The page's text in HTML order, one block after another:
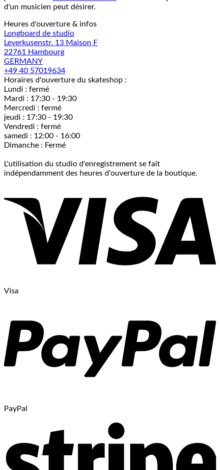
d'un musicien peut désirer.
Heures d'ouverture & infos
Longboard de studio
Leverkusenstr. 13 Maison F
22761 Hambourg
GERMANY
+49 40 57019634
Horaires d'ouverture du skateshop :
Lundi : fermé
Mardi : 17:30 - 19:30
Mercredi : fermé
jeudi : 17:30 - 19:30
Vendredi : fermé
samedi : 12:00 - 16:00
Dimanche : Fermé
L'utilisation du studio d'enregistrement se fait
indépendamment des heures d'ouverture de la boutique.
Visa
PayPal